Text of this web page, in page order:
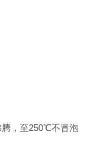
腾，至250℃不冒泡